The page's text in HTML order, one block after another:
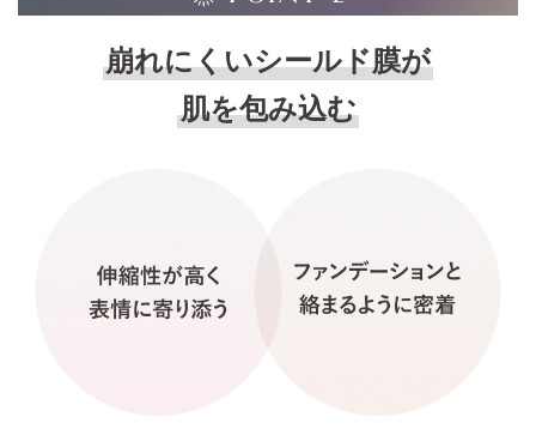
崩れにくいシールド膜が
肌を包み込む